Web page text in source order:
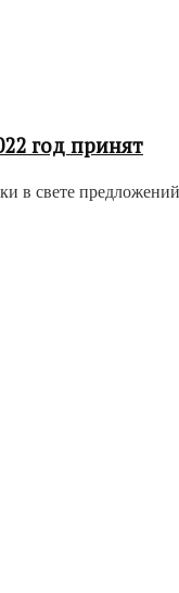
год принят
в свете